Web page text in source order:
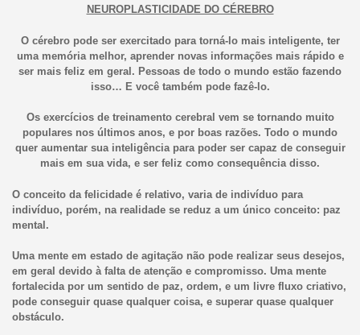
NEUROPLASTICIDADE DO CÉREBRO
O cérebro pode ser exercitado para torná-lo mais inteligente, ter
uma memória melhor, aprender novas informações mais rápido e
ser mais feliz em geral. Pessoas de todo o mundo estão fazendo
isso… E você também pode fazê-lo.
Os exercícios de treinamento cerebral vem se tornando muito
populares nos últimos anos, e por boas razões. Todo o mundo
quer aumentar sua inteligência para poder ser capaz de conseguir
mais em sua vida, e ser feliz como consequência disso.
O conceito da felicidade é relativo, varia de indivíduo para
indivíduo, porém, na realidade se reduz a um único conceito: paz
mental.
Uma mente em estado de agitação não pode realizar seus desejos,
em geral devido à falta de atenção e compromisso. Uma mente
fortalecida por um sentido de paz, ordem, e um livre fluxo criativo,
pode conseguir quase qualquer coisa, e superar quase qualquer
obstáculo.